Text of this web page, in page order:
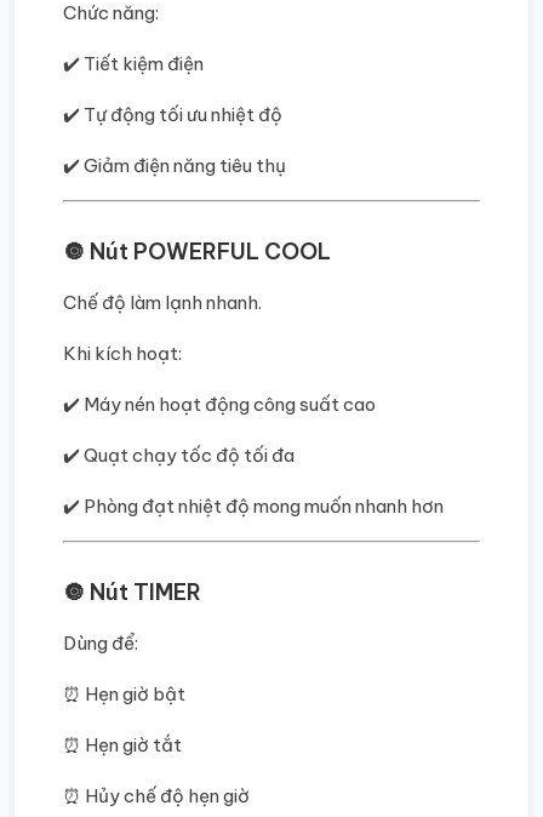
Chức năng:
✔️ Tiết kiệm điện
✔️ Tự động tối ưu nhiệt độ
✔️ Giảm điện năng tiêu thụ
🔘 Nút POWERFUL COOL
Chế độ làm lạnh nhanh.
Khi kích hoạt:
✔️ Máy nén hoạt động công suất cao
✔️ Quạt chạy tốc độ tối đa
✔️ Phòng đạt nhiệt độ mong muốn nhanh hơn
🔘 Nút TIMER
Dùng để:
⏰ Hẹn giờ bật
⏰ Hẹn giờ tắt
⏰ Hủy chế độ hẹn giờ